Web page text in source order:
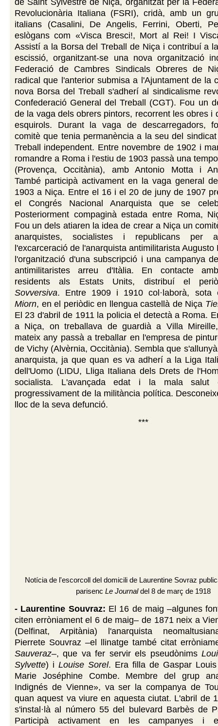
de Saint Sylvestre de Niça, organitzat per la
Revolucionària Italiana (FSRI), cridà, amb un
italians (Casalini, De Angelis, Ferrini, Oberti,
eslògans com «Visca Bresci!, Mort al Rei! I
Assistí a la Borsa del Treball de Niça i contribuí a
escissió, organitzant-se una nova organització
Federació de Cambres Sindicals Obreres de
radical que l'anterior submisa a l'Ajuntament de la
nova Borsa del Treball s'adherí al sindicalisme
Confederació General del Treball (CGT). Fou un
de la vaga dels obrers pintors, recorrent les obres i
esquirols. Durant la vaga de descarregadors,
comitè que tenia permanència a la seu del
Treball independent. Entre novembre de 1902 i
romandre a Roma i l'estiu de 1903 passà una
(Provença, Occitània), amb Antonio Motta i
També participà activament en la vaga general
1903 a Niça. Entre el 16 i el 20 de juny de 1907
el Congrés Nacional Anarquista que se
Posteriorment compaginà estada entre Roma,
Fou un dels atiaren la idea de crear a Niça un
anarquistes, socialistes i republicans per
l'excarceració de l'anarquista antimilitarista
l'organització d'una subscripció i una campanya
antimilitaristes arreu d'Itàlia. En contacte
residents als Estats Units, distribuí el
Sovversiva. Entre 1909 i 1910 col·laborà, sota
Miorn, en el periòdic en llengua castellà de Niça
El 23 d'abril de 1911 la policia el detectà a Roma.
a Niça, on treballava de guardià a Villa
mateix any passà a treballar en l'empresa de
de Vichy (Alvèrnia, Occitània). Sembla que
anarquista, ja que quan es va adherí a la Liga
dell'Uomo (LIDU, Lliga Italiana dels Drets de
socialista. L'avançada edat i la mala salut
progressivament de la militància política.
lloc de la seva defunció.
***
Notícia de l'escorcoll del domicili de Laurentine Sovraz
parisenc Le Journaldel 8 de març de 1918
- Laurentine Souvraz: El 16 de maig –algunes
citen erròniament el 6 de maig– de 1871 neix a
(Delfinat, Arpitània) l'anarquista
Pierrete Souvraz –el llinatge també citat
Sauveraz–, que va fer servir els pseudònims
Sylvette) i Louise Sorel. Era filla de Gaspar
Marie Joséphine Combe. Membre del grup
Indignés de Vienne», va ser la companya de
quan aquest va viure en aquesta ciutat. L'abril de
s'instal·là al número 55 del bulevard Barbès de
Participà activament en les campanyes i